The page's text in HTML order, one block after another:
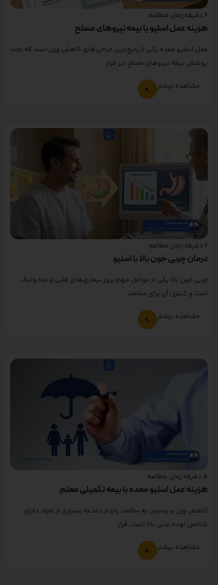
6 دقیقه زمان مطالعه
هزینه عمل اسلیو با بیمه نیروهای مسلح
عمل اسلیو معده یکی از رایج‌ترین جراحی‌های کاهش وزن است که تحت
پوشش بیمه نیروهای مسلح نیز قرار
مشاهده بیشتر
6 دقیقه زمان مطالعه
درمان چربی خون بالا با اسلیو
چربی خون بالا یکی از عوامل مهم بروز بیماری‌های قلبی و متابولیک
است و کنترل آن برای سلامت
مشاهده بیشتر
5 دقیقه زمان مطالعه
هزینه عمل اسلیو معده با بیمه تکمیلی معلم
کاهش وزن و رسیدن به سلامت پایدار دغدغه بسیاری از افراد دارای
شاخص توده بدنی بالا است. قرار
مشاهده بیشتر